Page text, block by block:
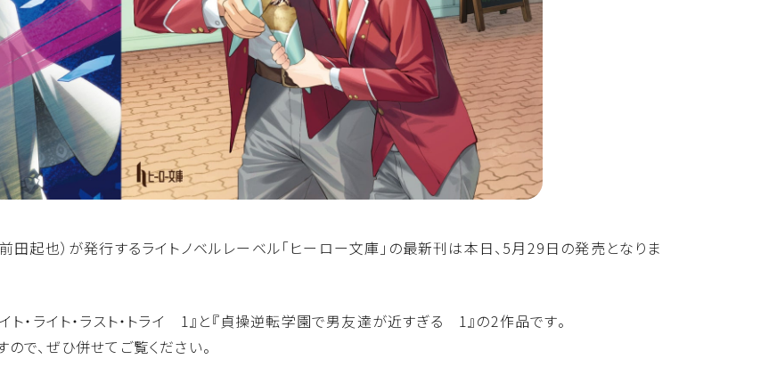
起也）が発行するライトノベルレーベル「ヒーロー文庫」の最新刊は本日、5月29日の発売となりま
・ライト・ラスト・トライ 1』と『貞操逆転学園で男友達が近すぎる 1』の2作品です。
で、ぜひ併せてご覧ください。